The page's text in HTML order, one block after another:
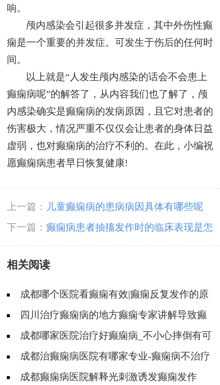
响。
颅内感染会引起很多并发症，其中外伤性癫
痫是一个重要的并发症。可发生于伤后的任何时
间。
以上就是“人发生颅内感染的话会不会患上
癫痫病呢”的解答了，从内容我们也了解了，颅
内感染确实是癫痫病的发病原因，且它对患者的
伤害极大，情况严重不仅仅会让患者的身体日益
虚弱，也对癫痫病的治疗不利的。在此，小编祝
愿癫痫病患者早日恢复健康!
上一篇：
儿童癫痫病的患病病因具体有哪些呢
下一篇： 癫痫病患者抽搐发作时的临床表现是怎
样的
相关阅读
成都哪个医院看癫痫有效|癫痫反复发作的原
因是啥?
四川治疗癫痫病的地方癫痫专家讲解导致癫
痫病反复发作的原因!
成都哪家医院治疗好癫痫病_不小心摔倒有可
能导致癫痫吗?
成都治癫痫病医院有哪家专业-癫痫病不治疗
的危害是什么
成都癫痫病医院解释光刺激诱发癫痫发作